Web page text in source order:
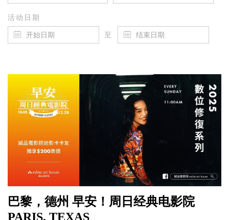
活动日期
至
巴黎，德州 早安！周日经典电影院
PARIS, TEXAS